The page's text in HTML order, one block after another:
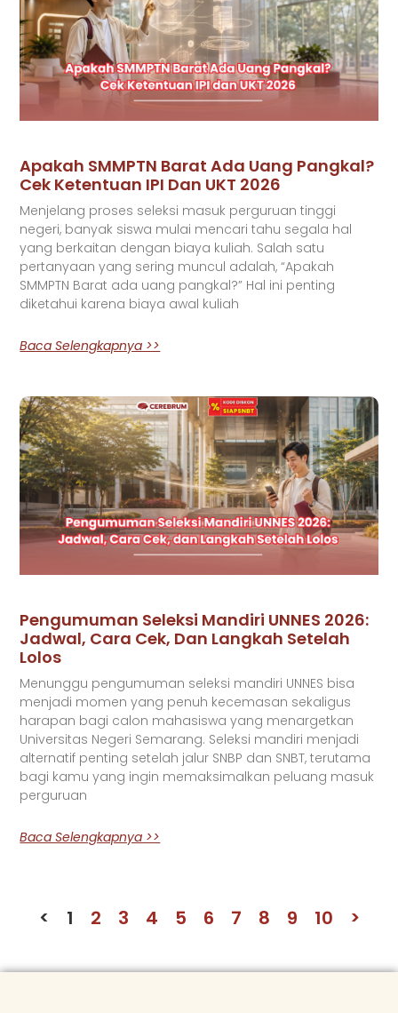
Apakah SMMPTN Barat Ada Uang Pangkal?
Cek Ketentuan IPI Dan UKT 2026
Menjelang proses seleksi masuk perguruan tinggi
negeri, banyak siswa mulai mencari tahu segala hal
yang berkaitan dengan biaya kuliah. Salah satu
pertanyaan yang sering muncul adalah, “Apakah
SMMPTN Barat ada uang pangkal?” Hal ini penting
diketahui karena biaya awal kuliah
Baca Selengkapnya >>
Pengumuman Seleksi Mandiri UNNES 2026:
Jadwal, Cara Cek, Dan Langkah Setelah
Lolos
Menunggu pengumuman seleksi mandiri UNNES bisa
menjadi momen yang penuh kecemasan sekaligus
harapan bagi calon mahasiswa yang menargetkan
Universitas Negeri Semarang. Seleksi mandiri menjadi
alternatif penting setelah jalur SNBP dan SNBT, terutama
bagi kamu yang ingin memaksimalkan peluang masuk
perguruan
Baca Selengkapnya >>
< 1 2 3 4 5 6 7 8 9 10 >